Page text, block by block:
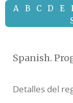
A B C D E
Spanish.
Detalles del